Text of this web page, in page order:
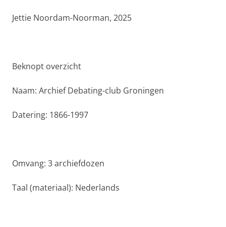
Jettie Noordam-Noorman, 2025
Beknopt overzicht
Naam: Archief Debating-club Groningen
Datering: 1866-1997
Omvang: 3 archiefdozen
Taal (materiaal): Nederlands